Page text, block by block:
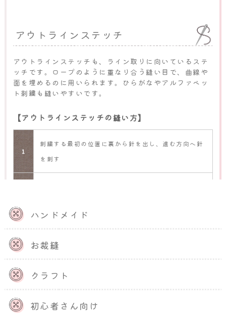
ハンドメイド
お裁縫
クラフト
初心者さん向け
アウトラインステッチ
アウトラインステッチも、ライン取りに向いているステ
ッチです。ロープのように重なり合う縫い目で、曲線や
面を埋めるのに用いられます。ひらがなやアルファベッ
ト刺繍も縫いやすいです。
【アウトラインステッチの縫い方】
1
刺繍する最初の位置に裏から針を出し、進む方向へ針
を刺す
3 ゆっくりと糸をすべて引き出す
1針目と同じ間隔で進む方向に針を刺し、手順1～3を
繰り返す
刺繍糸は2〜3本取りが縫いやすく、5〜6本取りだとざ